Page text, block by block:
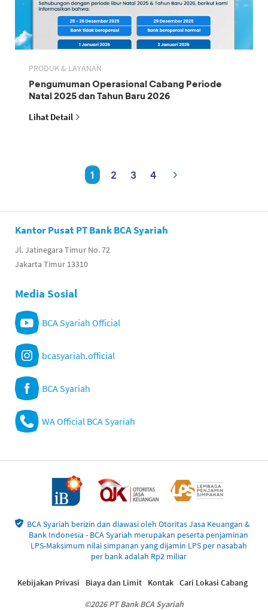
PRODUK & LAYANAN
Pengumuman Operasional Cabang Periode
Natal 2025 dan Tahun Baru 2026
Lihat Detail
1 2 3 4
Kantor Pusat PT Bank BCA Syariah
Jl. Jatinegara Timur No. 72
Jakarta Timur 13310
Media Sosial
BCA Syariah Official
bcasyariah.official
BCA Syariah
WA Official BCA Syariah
BCA Syariah berizin dan diawasi oleh Otoritas Jasa Keuangan &
Bank Indonesia - BCA Syariah merupakan peserta penjaminan
LPS-Maksimum nilai simpanan yang dijamin LPS per nasabah
per bank adalah Rp2 miliar
©2026 PT Bank BCA Syariah
Kebijakan Privasi Biaya dan Limit Kontak Cari Lokasi Cabang